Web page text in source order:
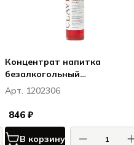
Концентрат напитка
безалкогольный
негазированный Клавис /
Clavis Арбуз /
биттер 0,75
Арт. 1202306
846 ₽
В корзину